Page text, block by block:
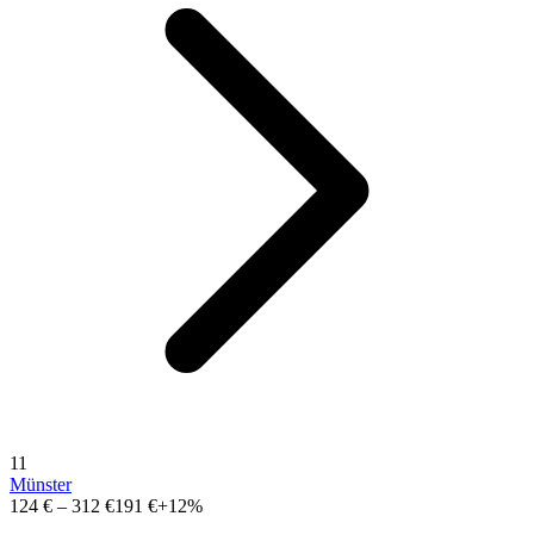
11
Münster
124 € – 312 €191 €+12%